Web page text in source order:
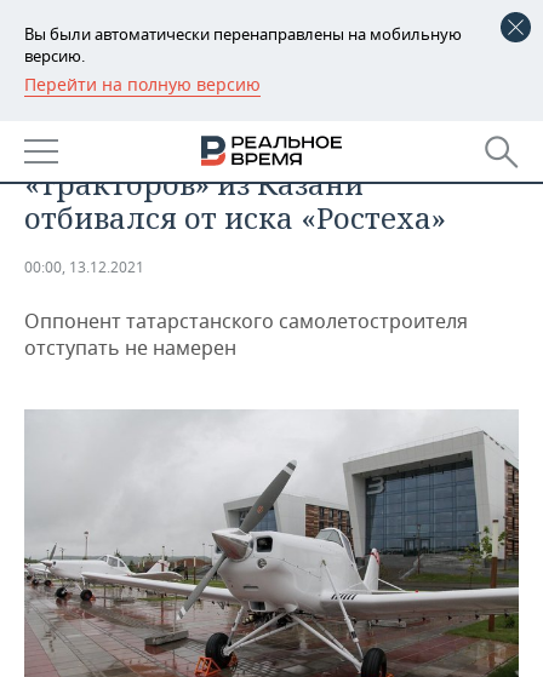
Вы были автоматически перенаправлены на мобильную
версию.
Перейти на полную версию
РЕГИОНЫ
БАШКОРТОСТАН
ТАТАРСТАН
НОВОСТИ
АНАЛИТИКА
ДЕКЛАРАЦИИ О ДОХОДАХ
КОРОЛИ ГОСЗАКАЗА ПФО
НОВОСТИ ЭКОНОМИКИ
ФИНАНСЫ
ИНВЕСТИЦИИ
ПРОМЫШЛЕННОСТЬ
НОВОСТИ
НЕФТЕХИМИЯ
НЕФТЬ
ОПК
НЕДВИЖИМОСТЬ
НОВОСТИ БИЗНЕСА
РОЗНИЧНАЯ ТОРГОВЛЯ
ТРАНСПОРТ
ТЕХНОЛОГИИ
НОВОСТИ ТЕХНОЛОГИЙ
IT
МЕРОПРИЯТИЯ
НОВОСТИ МЕРОПРИЯТИЙ
СПОРТ
Как производитель летающих
«тракторов» из Казани
отбивался от иска «Ростеха»
00:00, 13.12.2021
Оппонент татарстанского самолетостроителя
отступать не намерен